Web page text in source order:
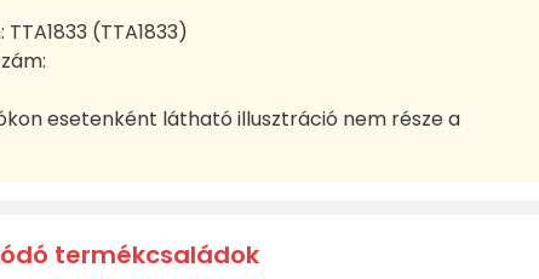
TTA1833 (TTA1833)
esetenként látható illusztráció nem része a
termékcsaládok